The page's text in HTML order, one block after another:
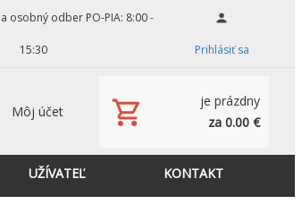
osobný odber PO-PIA: 8:00 -
15:30 Prihlásiť sa
Môj účet
je prázdny
za 0.00 €
UŽÍVATEĽ KONTAKT